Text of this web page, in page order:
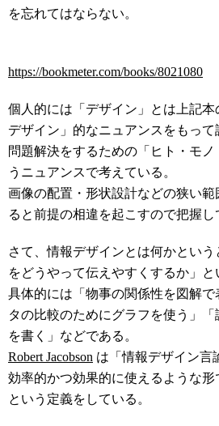
を忘れてはならない。
https://bookmeter.com/books/8021080
個人的には「デザイン」とは上記
デザイン」的なニュアンスをもって
問題解決をするための「ヒト・モ
うニュアンスで考えている。
画像の配置・形状設計などの狭い範
ると前提の相違を起こすので把握し
さて、情報デザインとは何かとい
をどうやって伝えやすくするか」と
具体的には「物事の関係性を図解
タの比較のためにグラフを使う」
を書く」などである。
Robert Jacobson は「情報デザイン言
効率的かつ効果的に使えるような形
という定義をしている。